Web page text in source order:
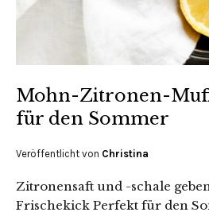
Mohn-Zitronen-
für den Sommer
Veröffentlicht von Christina
Zitronensaft und -schale
Frischekick Perfekt für den